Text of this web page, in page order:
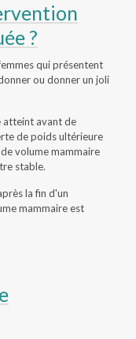
?
qui présentent
ou donner un joli
atteint avant de
de poids ultérieure
volume mammaire
stable.
la fin d'un
mammaire est